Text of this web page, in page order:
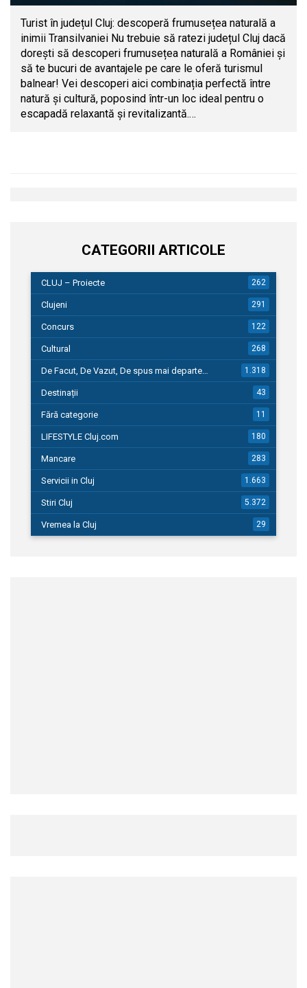
Turist în județul Cluj: descoperă frumusețea naturală a
inimii Transilvaniei Nu trebuie să ratezi județul Cluj dacă
dorești să descoperi frumusețea naturală a României și
să te bucuri de avantajele pe care le oferă turismul
balnear! Vei descoperi aici combinația perfectă între
natură și cultură, poposind într-un loc ideal pentru o
escapadă relaxantă și revitalizantă.…
CATEGORII ARTICOLE
CLUJ – Proiecte 262
Clujeni 291
Concurs 122
Cultural 268
De Facut, De Vazut, De spus mai departe… 1.318
Destinații 43
Fără categorie 11
LIFESTYLE Cluj.com 180
Mancare 283
Servicii in Cluj 1.663
Stiri Cluj 5.372
Vremea la Cluj 29